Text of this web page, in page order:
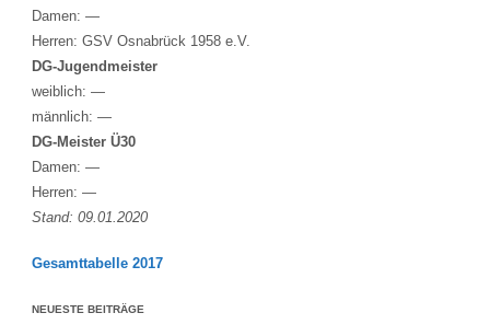
Damen: —
Herren: GSV Osnabrück 1958 e.V.
DG-Jugendmeister
weiblich: —
männlich: —
DG-Meister Ü30
Damen: —
Herren: —
Stand: 09.01.2020
Gesamttabelle 2017
NEUESTE BEITRÄGE